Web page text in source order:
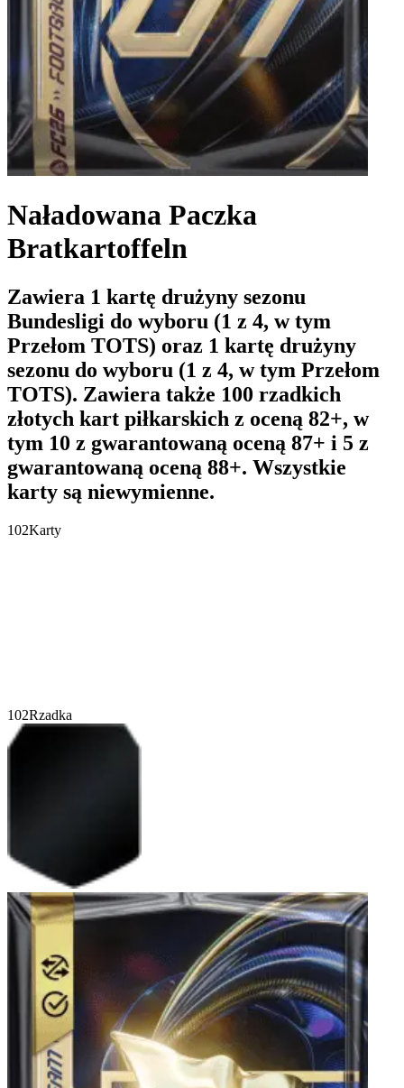
Naładowana Paczka
Bratkartoffeln
Zawiera 1 kartę drużyny sezonu
Bundesligi do wyboru (1 z 4, w tym
Przełom TOTS) oraz 1 kartę drużyny
sezonu do wyboru (1 z 4, w tym Przełom
TOTS). Zawiera także 100 rzadkich
złotych kart piłkarskich z oceną 82+, w
tym 10 z gwarantowaną oceną 87+ i 5 z
gwarantowaną oceną 88+. Wszystkie
karty są niewymienne.
102Karty
102Rzadka